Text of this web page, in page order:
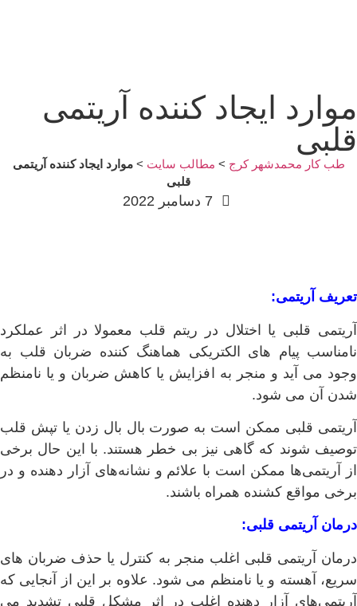
موارد ایجاد کننده آریتمی
قلبی
طب کار محمدشهر کرج > مطالب سایت >موارد ایجاد کننده آریتمی
قلبی
7 دسامبر 2022
تعریف آریتمی:
آریتمی قلبی یا اختلال در ریتم قلب معمولا در اثر عملکرد
نامناسب پیام های الکتریکی هماهنگ کننده ضربان قلب به
وجود می آید و منجر به افزایش یا کاهش ضربان و یا نامنظم
شدن آن می شود.
آریتمی قلبی ممکن است به صورت بال بال زدن یا تپش قلب
توصیف شوند که گاهی نیز بی خطر هستند. با این حال برخی
از آریتمی‌ها ممکن است با علائم و نشانه‌های آزار دهنده و در
برخی مواقع کشنده همراه باشند.
درمان آریتمی قلبی:
درمان آریتمی قلبی اغلب منجر به کنترل یا حذف ضربان های
سریع، آهسته و یا نامنظم می شود. علاوه بر این از آنجایی که
آریتمی‌های آزار دهنده اغلب در اثر مشکل قلبی تشدید می